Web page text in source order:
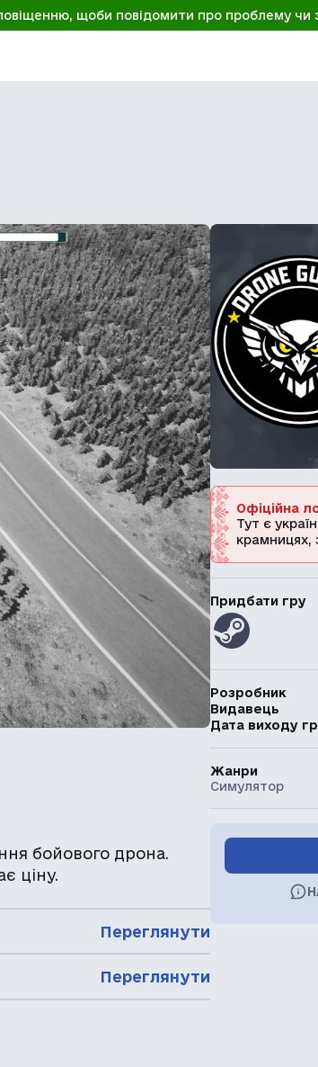
щоби повідомити про проблему чи
бойового дрона.
ціну.
Переглянути
Переглянути
Офіційна
Тут є
крамницях,
Придбати гру
Розробник
Видавець
Дата виходу
Жанри
Симулятор